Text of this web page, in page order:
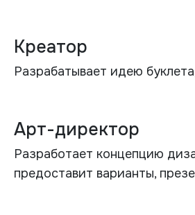
Креатор
Разрабатывает идею
Арт-директор
Разработает концепцию
предоставит варианты,